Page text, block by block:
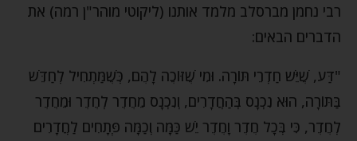
רבי נחמן מברסלב מלמד אותנו (ליקוטי מוהר"ן רמה) את
הדברים הבאים:
"דַּע, שֶׁיֵּשׁ חַדְרֵי תּוֹרָה. וּמִי שֶׁזּוֹכֶה לָהֶם, כְּשֶׁמַּתְחִיל לְחַדֵּשׁ
בַּתּוֹרָה, הוּא נִכְנָס בְּהַחֲדָרִים, וְנִכְנָס מֵחֶדֶר לְחֶדֶר וּמֵחֶדֶר
לְחֶדֶר, כִּי בְּכָל חֶדֶר וָחֶדֶר יֵשׁ כַּמָּה וְכַמָּה פְּתָחִים לַחֲדָרִים